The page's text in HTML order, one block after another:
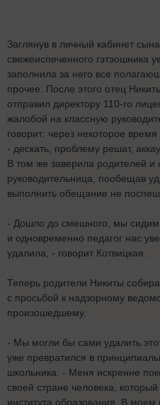
Заглянув в личный кабинет
свежеиспеченного гэтэошника
заполнила за него все
прочее. После этого отец
отправил директору 110-го
жалобой на классную
говорит: через некоторое
- дескать, проблему решат,
В том же заверила родителей и
руководительница, пообещав
выполнить обещание не
- Дошло до смешного, мы сидим
и одновременно педагог нас
удалила, - говорит Котвицкая.
Теперь родители Никиты
с просьбой к надзорному
произошедшему.
- Мы могли бы сами удалить
уже превратился в
школьника. - Меня искренне
своей стране человека,
института образования. В